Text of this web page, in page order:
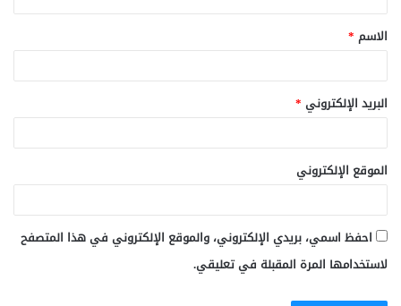
ق
*
الاسم *
البريد الإلكتروني *
الموقع الإلكتروني
احفظ اسمي، بريدي الإلكتروني، والموقع الإلكتروني في هذا المتصفح
لاستخدامها المرة المقبلة في تعليقي.